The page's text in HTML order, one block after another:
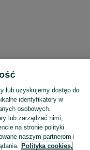
Skorzystaj z największego serwisu ogłoszeniowego - Pieruchy i okolice! Kupuj to, czego pragniesz i sprzedawaj to, czego już nie potrzebujesz! Zobacz
lub uzyskujemy dostęp do
identyfikatory w
osobowych.
lub zarządzać nimi,
na stronie polityki
naszym partnerom i
Polityka cookies,